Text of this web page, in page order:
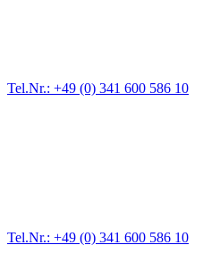
Tel.Nr.: +49 (0) 341 600 586 10
Tel.Nr.: +49 (0) 341 600 586 10